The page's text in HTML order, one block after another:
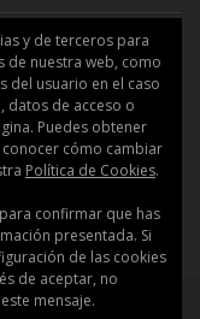
y de terceros para
de nuestra web, como
del usuario en el caso
datos de acceso o
Puedes obtener
cómo cambiar
Política de Cookies.
para confirmar que has
presentada. Si
de las cookies
de aceptar, no
mensaje.